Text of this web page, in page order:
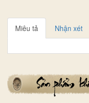
Miêu tả Nhận xét